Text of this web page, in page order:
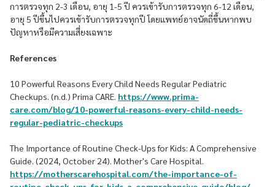
การตรวจทุก 2-3 เดือน, อายุ 1-5 ปี ควรเข้ารับการตรวจทุก 6-12 เดือน,
อายุ 5 ปีขึ้นไปควรเข้ารับการตรวจทุกปี โดยแพทย์อาจนัดถี่ขึ้นหากพบ
ปัญหาหรือมีความเสี่ยงเฉพาะ
References
10 Powerful Reasons Every Child Needs Regular Pediatric
Checkups. (n.d.) Prima CARE. https://www.prima-
care.com/blog/10-powerful-reasons-every-child-needs-
regular-pediatric-checkups
The Importance of Routine Check-Ups for Kids: A Comprehensive
Guide. (2024, October 24). Mother's Care Hospital.
https://motherscarehospital.com/the-importance-of-